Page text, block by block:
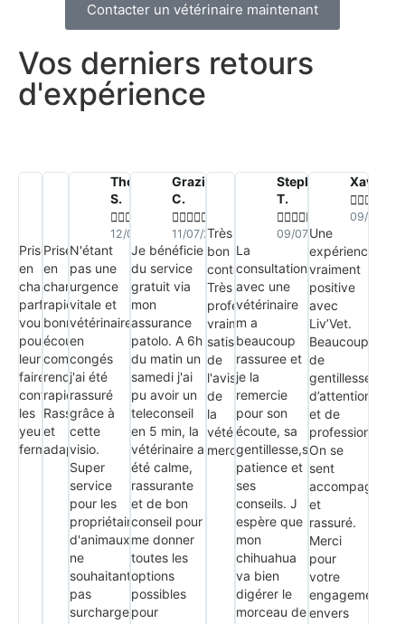
Contacter un vétérinaire maintenant
Vos derniers retours
d'expérience
Amandine
13/07/2026
Prise
en
charge
parfaite,
vous
pouvez
leur
faire
confiance
les
yeux
fermés
Mathieu

13/07/2026
Prise
en
charge
rapide,
bonne
écoute,
compte-
rendu
rapide.
Rassurant
et
adapté.
Thomas
S.

12/07/2026
N'étant
pas une
urgence
vitale et
vétérinaire
en
congés
j'ai été
rassuré
grâce à
cette
visio.
Super
service
pour les
propriétaires
d'animaux
ne
souhaitant
pas
surcharger
Graziella
C.

11/07/2026
Je bénéficie
du service
gratuit via
mon
assurance
patolo. A 6h
du matin un
samedi j'ai
pu avoir un
teleconseil
en 5 min, la
vétérinaire a
été calme,
rassurante
et de bon
conseil pour
me donner
toutes les
options
possibles
pour
Eve M.

10/07/2026
Très
bon
contacte,
Très
professionnel,
vraiment
satisfaite
de
l'avis
de
la
vétérinaire,
merci
Stephanie
T.

09/07/2026
La
consultation
avec une
vétérinaire
m a
beaucoup
rassuree et
je la
remercie
pour son
écoute, sa
gentillesse,sa
patience et
ses
conseils. J
espère que
mon
chihuahua
va bien
digérer le
morceau de
Xavier F.

09/07/
Une
expérience
vraiment
positive
avec
Liv’Vet.
Beaucoup
de
gentillesse,
d’attention
et de
On se
sent
accompagné
et
rassuré.
Merci
pour
votre
engagement
envers